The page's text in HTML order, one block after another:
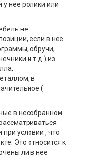
у нее ролики или
не
если в нее
обручи,
и т.д.) из
в
(
в несобранном
условии , что
Это относится к
ли в нее